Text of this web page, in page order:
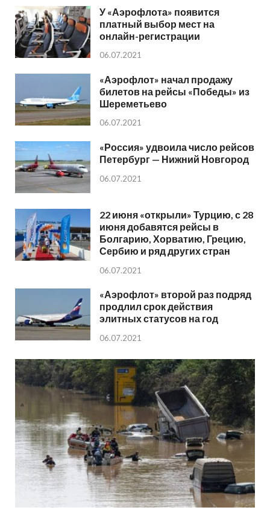
У «Аэрофлота» появится
платный выбор мест на
онлайн-регистрации
06.07.2021
«Аэрофлот» начал продажу
билетов на рейсы «Победы» из
Шереметьево
06.07.2021
«Россия» удвоила число рейсов
Петербург — Нижний Новгород
06.07.2021
22 июня «открыли» Турцию, с 28
июня добавятся рейсы в
Болгарию, Хорватию, Грецию,
Сербию и ряд других стран
06.07.2021
«Аэрофлот» второй раз подряд
продлил срок действия
элитных статусов на год
06.07.2021